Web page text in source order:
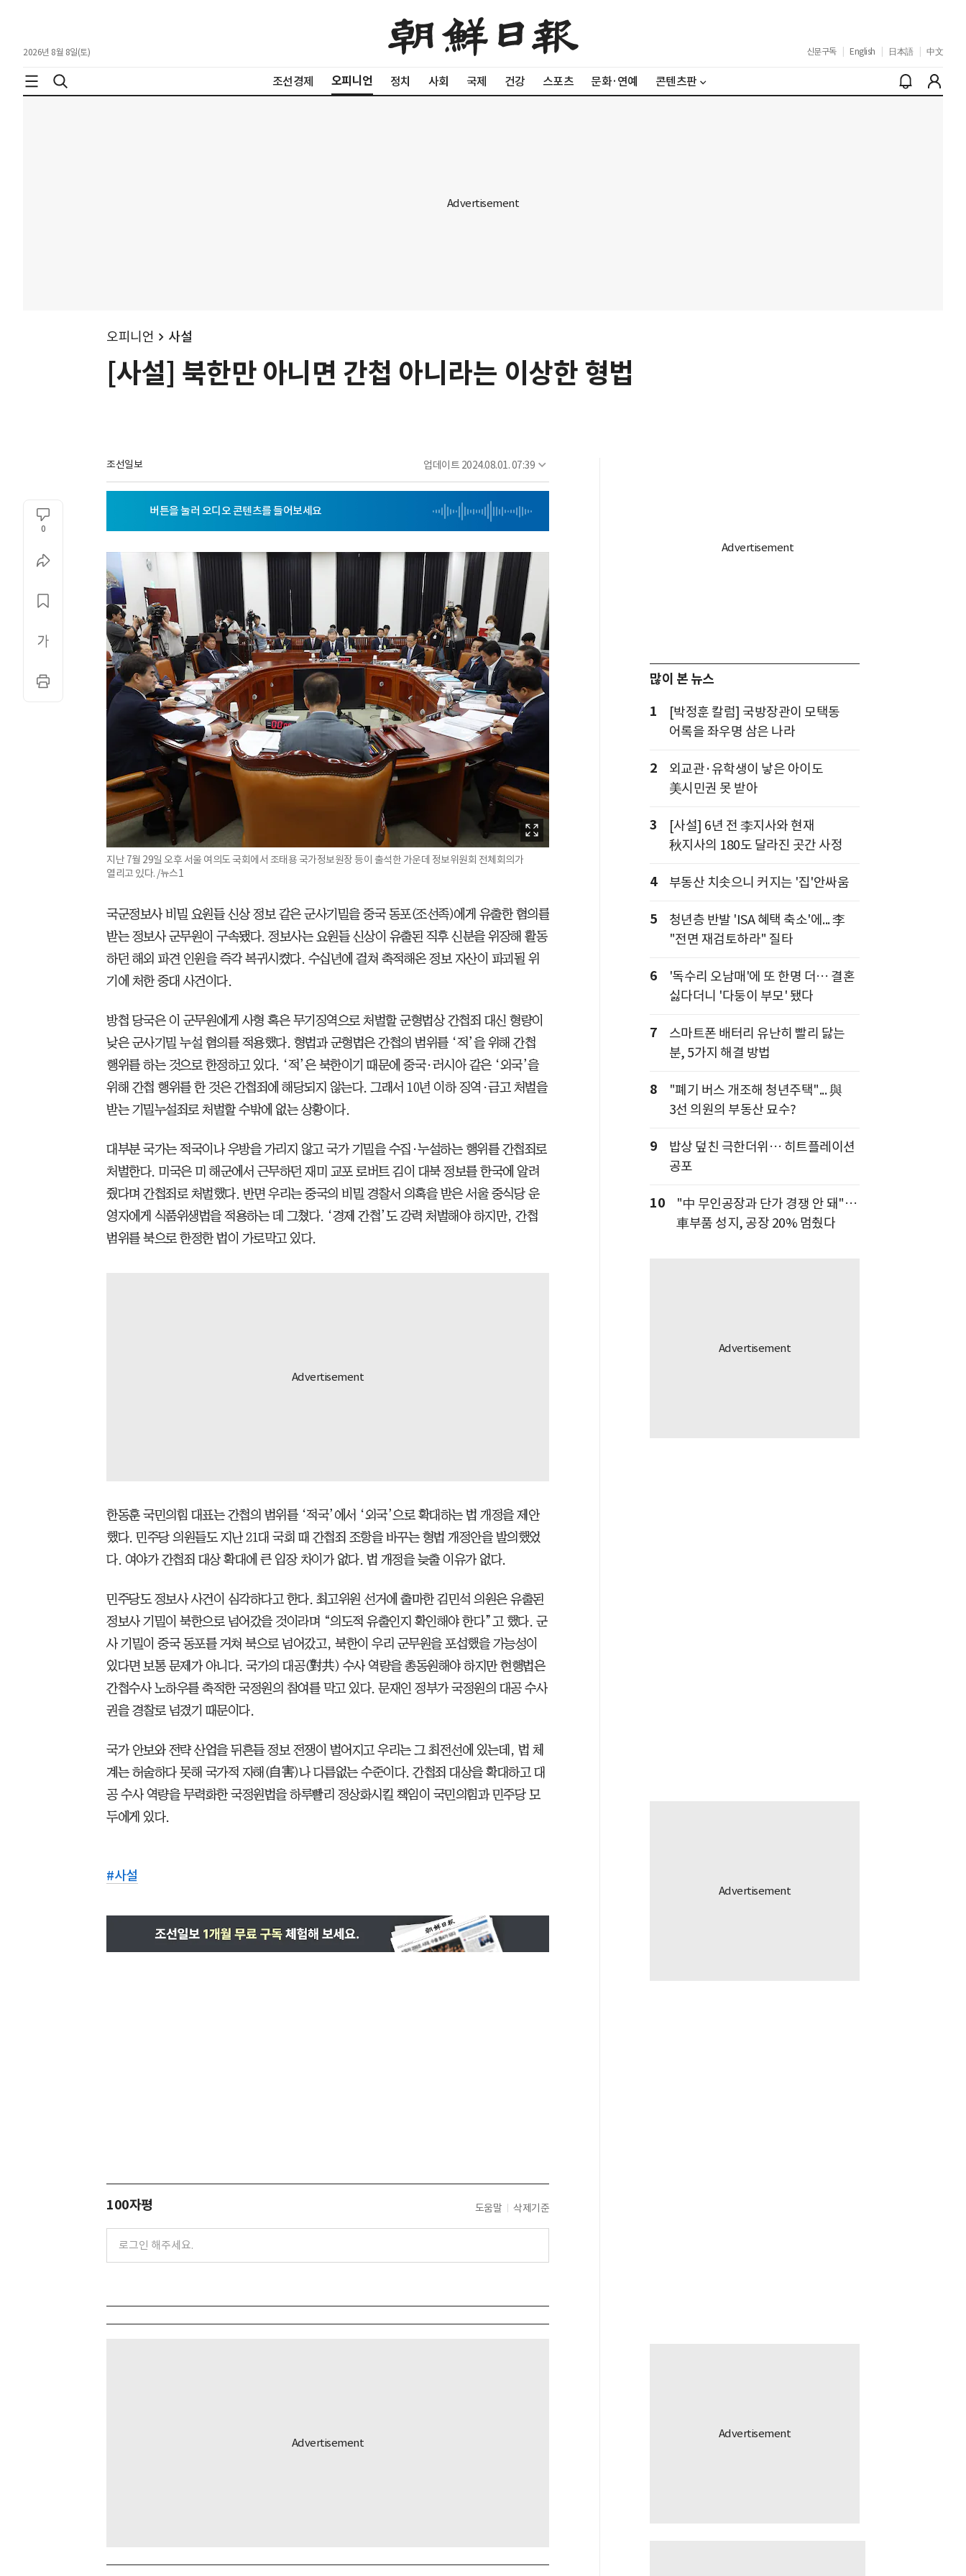
2026년 8월 8일(토) 신문구독 English 日本語 中文
조선경제 오피니언 정치 사회 국제 건강 스포츠 문화·연예 콘텐츠판
오피니언 사설
[사설] 북한만 아니면 간첩 아니라는 이상한 형법
조선일보 업데이트 2024.08.01. 07:39
0
지난 7월 29일 오후 서울 여의도 국회에서 조태용 국가정보원장 등이 출석한 가운데 정보위원회 전체회의가
열리고 있다. /뉴스1
국군정보사 비밀 요원들 신상 정보 같은 군사기밀을 중국 동포(조선족)에게 유출한 혐의를
받는 정보사 군무원이 구속됐다. 정보사는 요원들 신상이 유출된 직후 신분을 위장해 활동
하던 해외 파견 인원을 즉각 복귀시켰다. 수십년에 걸쳐 축적해온 정보 자산이 파괴될 위
기에 처한 중대 사건이다.
방첩 당국은 이 군무원에게 사형 혹은 무기징역으로 처벌할 군형법상 간첩죄 대신 형량이
낮은 군사기밀 누설 혐의를 적용했다. 형법과 군형법은 간첩의 범위를 ‘적’을 위해 간첩
행위를 하는 것으로 한정하고 있다. ‘적’은 북한이기 때문에 중국·러시아 같은 ‘외국’을
위해 간첩 행위를 한 것은 간첩죄에 해당되지 않는다. 그래서 10년 이하 징역·금고 처벌을
받는 기밀누설죄로 처벌할 수밖에 없는 상황이다.
대부분 국가는 적국이나 우방을 가리지 않고 국가 기밀을 수집·누설하는 행위를 간첩죄로
처벌한다. 미국은 미 해군에서 근무하던 재미 교포 로버트 김이 대북 정보를 한국에 알려
줬다며 간첩죄로 처벌했다. 반면 우리는 중국의 비밀 경찰서 의혹을 받은 서울 중식당 운
영자에게 식품위생법을 적용하는 데 그쳤다. ‘경제 간첩’도 강력 처벌해야 하지만, 간첩
범위를 북으로 한정한 법이 가로막고 있다.
한동훈 국민의힘 대표는 간첩의 범위를 ‘적국’에서 ‘외국’으로 확대하는 법 개정을 제안
했다. 민주당 의원들도 지난 21대 국회 때 간첩죄 조항을 바꾸는 형법 개정안을 발의했었
다. 여야가 간첩죄 대상 확대에 큰 입장 차이가 없다. 법 개정을 늦출 이유가 없다.
민주당도 정보사 사건이 심각하다고 한다. 최고위원 선거에 출마한 김민석 의원은 유출된
정보사 기밀이 북한으로 넘어갔을 것이라며 “의도적 유출인지 확인해야 한다”고 했다. 군
사 기밀이 중국 동포를 거쳐 북으로 넘어갔고, 북한이 우리 군무원을 포섭했을 가능성이
있다면 보통 문제가 아니다. 국가의 대공(對共) 수사 역량을 총동원해야 하지만 현행법은
간첩수사 노하우를 축적한 국정원의 참여를 막고 있다. 문재인 정부가 국정원의 대공 수사
권을 경찰로 넘겼기 때문이다.
국가 안보와 전략 산업을 뒤흔들 정보 전쟁이 벌어지고 우리는 그 최전선에 있는데, 법 체
계는 허술하다 못해 국가적 자해(自害)나 다름없는 수준이다. 간첩죄 대상을 확대하고 대
공 수사 역량을 무력화한 국정원법을 하루빨리 정상화시킬 책임이 국민의힘과 민주당 모
두에게 있다.
#사설
100자평 도움말 삭제기준
많이 본 뉴스
1
[박정훈 칼럼] 국방장관이 모택동
어록을 좌우명 삼은 나라
2
외교관·유학생이 낳은 아이도
美시민권 못 받아
3
[사설] 6년 전 李지사와 현재
秋지사의 180도 달라진 곳간 사정
4 부동산 치솟으니 커지는 '집'안싸움
5
청년층 반발 'ISA 혜택 축소'에... 李
"전면 재검토하라" 질타
6
'독수리 오남매'에 또 한명 더… 결혼
싫다더니 '다둥이 부모' 됐다
7
스마트폰 배터리 유난히 빨리 닳는
분, 5가지 해결 방법
8
"폐기 버스 개조해 청년주택"... 與
3선 의원의 부동산 묘수?
9
밥상 덮친 극한더위… 히트플레이션
공포
10
"中 무인공장과 단가 경쟁 안 돼"…
車부품 성지, 공장 20% 멈췄다